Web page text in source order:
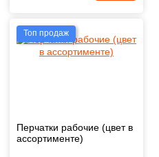
Топ продаж
Перчатки рабочие (цвет в
ассортименте)